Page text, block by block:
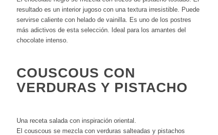
resultado es un interior jugoso con una textura irresistible. Puede
servirse caliente con helado de vainilla. Es uno de los postres
más adictivos de esta selección. Ideal para los amantes del
chocolate intenso.
COUSCOUS CON
VERDURAS Y PISTACHO
Una receta salada con inspiración oriental.
El couscous se mezcla con verduras salteadas y pistachos